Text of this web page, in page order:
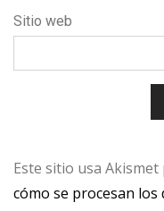
Sitio web
Este sitio usa
cómo se procesan